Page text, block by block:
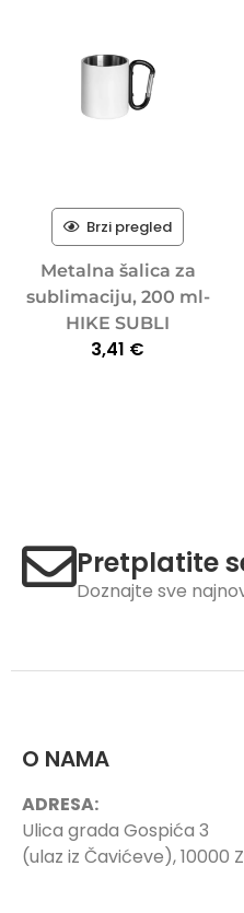
Brzi pregled
Metalna šalica za
sublimaciju, 200 ml-
HIKE SUBLI
3,41 €
Pretplatite
Doznajte sve
O NAMA
ADRESA:
Ulica grada Gospića 3
(ulaz iz Čavićeve), 10000